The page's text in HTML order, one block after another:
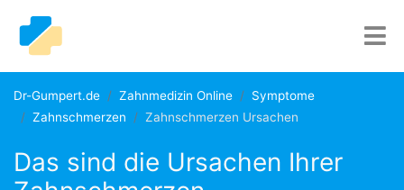
Dr-Gumpert.de Zahnmedizin Online
Symptome
Zahnschmerzen
Zahnschmerzen Ursachen
Das sind die Ursachen Ihrer